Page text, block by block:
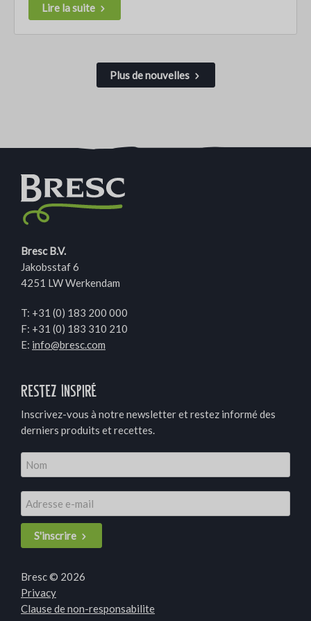
Lire la suite
Plus de nouvelles
Bresc B.V.
Jakobsstaf 6
4251 LW Werkendam
T: +31 (0) 183 200 000
F: +31 (0) 183 310 210
E: info@bresc.com
Restez Inspiré
Inscrivez-vous à notre newsletter et restez informé des
derniers produits et recettes.
S'inscrire
Bresc © 2026
Privacy
Clause de non-responsabilite